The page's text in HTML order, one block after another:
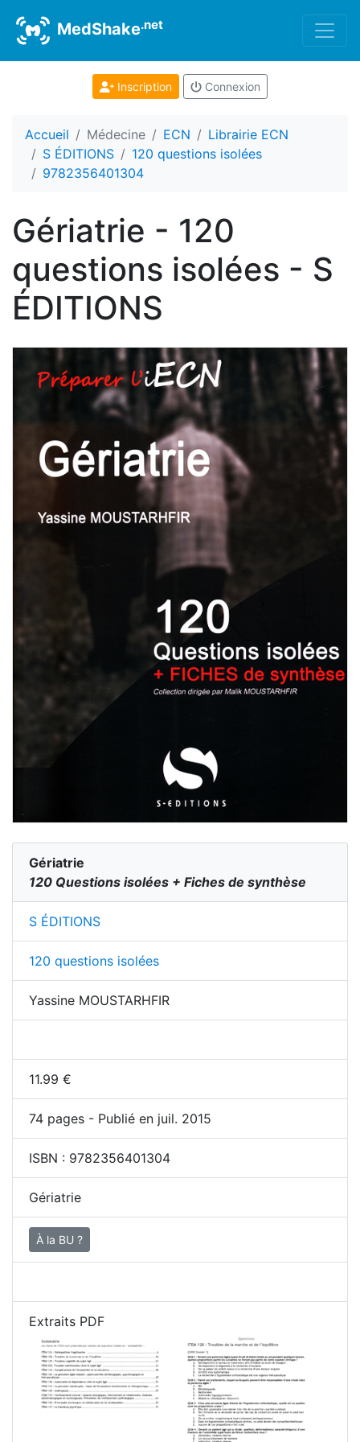
MedShake.net
Inscription Connexion
Accueil Médecine ECN
Librairie ECN
S ÉDITIONS
120 questions isolées
9782356401304
Gériatrie - 120
questions isolées - S
ÉDITIONS
Gériatrie
120 Questions isolées + Fiches de synthèse
S ÉDITIONS
120 questions isolées
Yassine MOUSTARHFIR
11.99 €
74 pages - Publié en juil. 2015
ISBN : 9782356401304
Gériatrie
À la BU ?
Extraits PDF